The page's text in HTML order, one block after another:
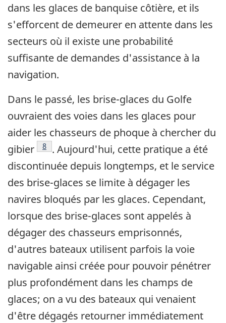
dans les glaces de banquise côtière, et ils
s'efforcent de demeurer en attente dans les
secteurs où il existe une probabilité
suffisante de demandes d'assistance à la
navigation.
Dans le passé, les brise-glaces du Golfe
ouvraient des voies dans les glaces pour
aider les chasseurs de phoque à chercher du
gibier
Note de bas de page
8 . Aujourd'hui, cette pratique a été
discontinuée depuis longtemps, et le service
des brise-glaces se limite à dégager les
navires bloqués par les glaces. Cependant,
lorsque des brise-glaces sont appelés à
dégager des chasseurs emprisonnés,
d'autres bateaux utilisent parfois la voie
navigable ainsi créée pour pouvoir pénétrer
plus profondément dans les champs de
glaces; on a vu des bateaux qui venaient
d'être dégagés retourner immédiatement